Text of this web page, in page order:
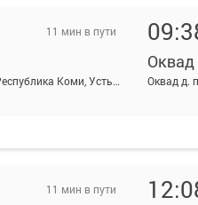
11 мин в пути
Айкино с. АС, Россия, Республика Коми, Усть-Вымский район, село Айкино, Центральная ул, 189А
Оквад
Оквад д.
11 мин в пути